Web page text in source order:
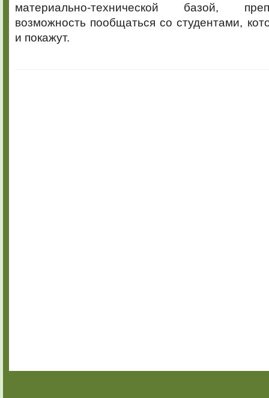
материально-технической базой,
возможность пообщаться со студентами,
и покажут.